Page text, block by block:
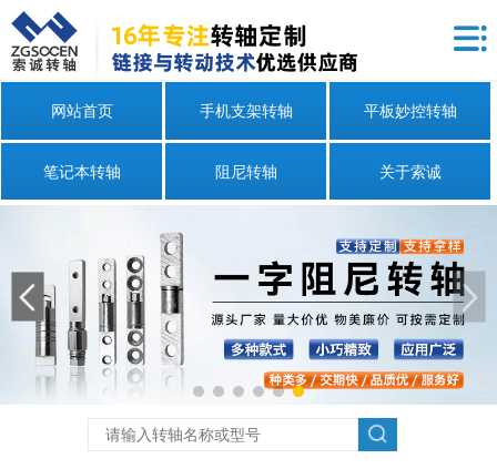
网站首页 手机支架转轴 平板妙控转轴
笔记本转轴 阻尼转轴 关于索诚